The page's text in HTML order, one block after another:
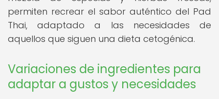
permiten recrear el sabor auténtico del Pad
Thai, adaptado a las necesidades de
aquellos que siguen una dieta cetogénica.
Variaciones de ingredientes para
adaptar a gustos y necesidades